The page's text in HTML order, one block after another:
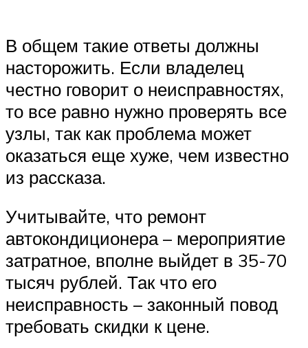
В общем такие ответы должны
насторожить. Если владелец
честно говорит о неисправностях,
то все равно нужно проверять все
узлы, так как проблема может
оказаться еще хуже, чем известно
из рассказа.
Учитывайте, что ремонт
автокондиционера – мероприятие
затратное, вполне выйдет в 35-70
тысяч рублей. Так что его
неисправность – законный повод
требовать скидки к цене.